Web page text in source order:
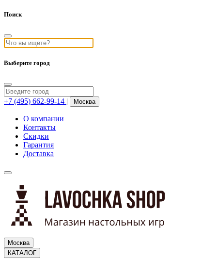
Поиск
Выберите город
+7 (495) 662-99-14 | Москва
О компании
Контакты
Скидки
Гарантия
Доставка
Москва
КАТАЛОГ